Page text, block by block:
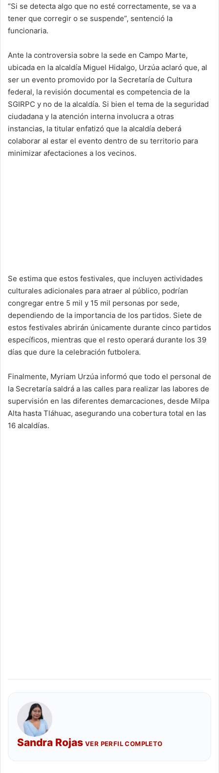
“Si se detecta algo que no esté correctamente, se va a
tener que corregir o se suspende”, sentenció la
funcionaria.
Ante la controversia sobre la sede en Campo Marte,
ubicada en la alcaldía Miguel Hidalgo, Urzúa aclaró que, al
ser un evento promovido por la Secretaría de Cultura
federal, la revisión documental es competencia de la
SGIRPC y no de la alcaldía. Si bien el tema de la seguridad
ciudadana y la atención interna involucra a otras
instancias, la titular enfatizó que la alcaldía deberá
colaborar al estar el evento dentro de su territorio para
minimizar afectaciones a los vecinos.
Se estima que estos festivales, que incluyen actividades
culturales adicionales para atraer al público, podrían
congregar entre 5 mil y 15 mil personas por sede,
dependiendo de la importancia de los partidos. Siete de
estos festivales abrirán únicamente durante cinco partidos
específicos, mientras que el resto operará durante los 39
días que dure la celebración futbolera.
Finalmente, Myriam Urzúa informó que todo el personal de
la Secretaría saldrá a las calles para realizar las labores de
supervisión en las diferentes demarcaciones, desde Milpa
Alta hasta Tláhuac, asegurando una cobertura total en las
16 alcaldías.
Sandra Rojas VER PERFIL COMPLETO